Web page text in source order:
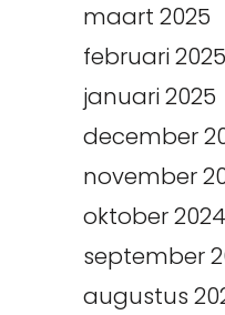
maart 2025
februari 2025
januari 2025
december
november
oktober 2024
september
augustus